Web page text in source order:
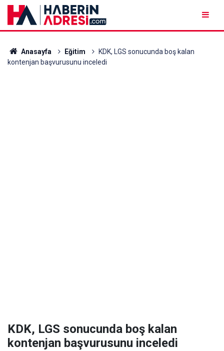
Anasayfa Eğitim
KDK, LGS sonucunda boş kalan
kontenjan başvurusunu inceledi
KDK, LGS sonucunda boş kalan
kontenjan başvurusunu inceledi